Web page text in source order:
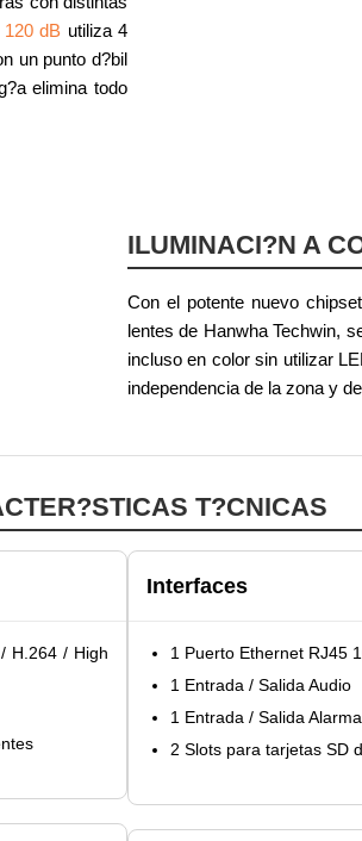
120 dB utiliza 4
un punto d?bil
elimina todo
ILUMINACI?N A
Con el potente nuevo
lentes de Hanwha Techwin,
incluso en color sin utilizar
independencia de la zona y
T?CNICAS
H.264 / High
Interfaces
1 Puerto Ethernet RJ45
1 Entrada / Salida Audio
1 Entrada / Salida Alarma
2 Slots para tarjetas SD